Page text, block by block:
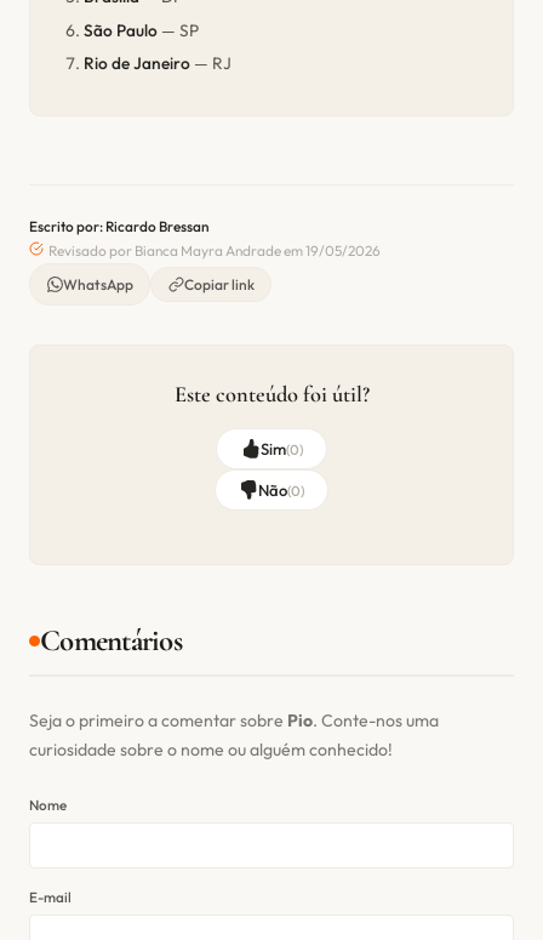
São Paulo — SP
Rio de Janeiro — RJ
Escrito por: Ricardo Bressan
Revisado por Bianca Mayra Andrade em 19/05/2026
WhatsApp
Copiar link
Este conteúdo foi útil?
Sim(0)
Não(0)
Comentários
Seja o primeiro a comentar sobre Pio. Conte-nos uma
curiosidade sobre o nome ou alguém conhecido!
Nome
E-mail